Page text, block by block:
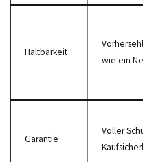
Haltbarkeit
wie ein
Garantie
Voller